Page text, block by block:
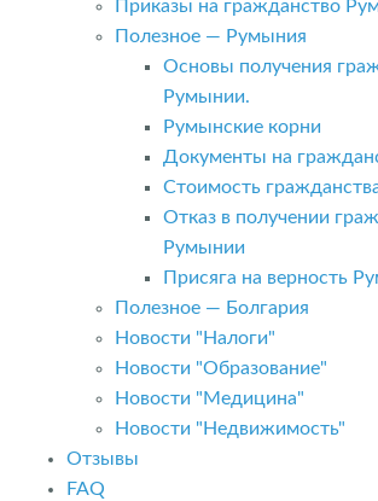
Приказы на гражданство
Полезное — Румыния
Основы получения
Румынии.
Румынские корни
Документы на
Стоимость
Отказ в получении
Румынии
Присяга на верность
Полезное — Болгария
Новости "Налоги"
Новости "Образование"
Новости "Медицина"
Новости "Недвижимость"
Отзывы
FAQ